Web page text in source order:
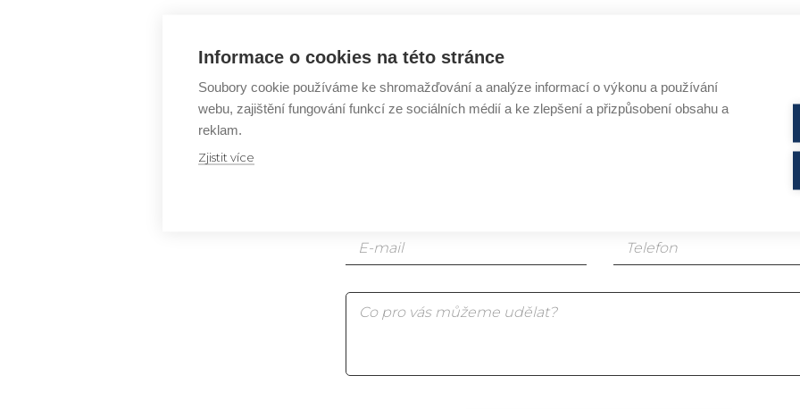
ZÍSKEJTE VÍCE INFORMACÍ O
Jsem koncový zákazník
Informace o cookies na této stránce
Soubory cookie používáme ke shromažďování a analýze informací o výkonu a používání
webu, zajištění fungování funkcí ze sociálních médií a ke zlepšení a přizpůsobení obsahu a
reklam.
Zjistit více